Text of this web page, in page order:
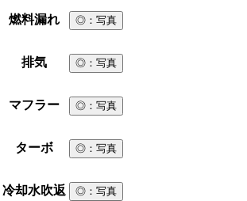
燃料漏れ ◎ ：写真
排気 ◎ ：写真
マフラー ◎ ：写真
ターボ ◎ ：写真
冷却水吹返 ◎ ：写真